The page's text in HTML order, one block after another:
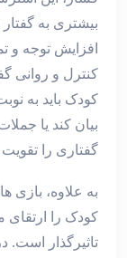
بیشتری به
افزایش توجه و
کنترل و روانی
کودک باید به
بیان کند یا
گفتاری را
به علاوه، بازی‌
کودک را ارتقای
تاثیرگذار است.